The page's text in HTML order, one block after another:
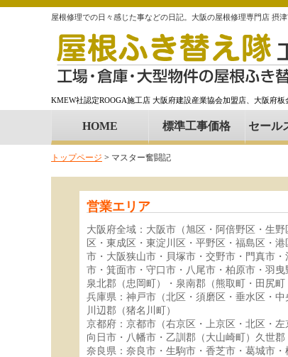
屋根修理での日々感じた事などの日記。大阪の屋根修理専門店 摂
KMEW社認定ROOGA施工店 大阪府建設産業協会加盟店、大阪府
HOME 標準工事価格 セール
トップページ > マスター奮闘記
営業エリア
大阪府全域：大阪市（旭区・阿倍野区・生
区・東成区・東淀川区・平野区・福島区・
市・大阪狭山市・貝塚市・交野市・門真市
市・箕面市・守口市・八尾市・柏原市・羽
泉北郡（忠岡町）・泉南郡（熊取町・田尻町
兵庫県：神戸市（北区・須磨区・垂水区・
川辺郡（猪名川町）
京都府：京都市（右京区・上京区・北区・
向日市・八幡市・乙訓郡（大山崎町）久世
奈良県：奈良市・生駒市・香芝市・葛城市